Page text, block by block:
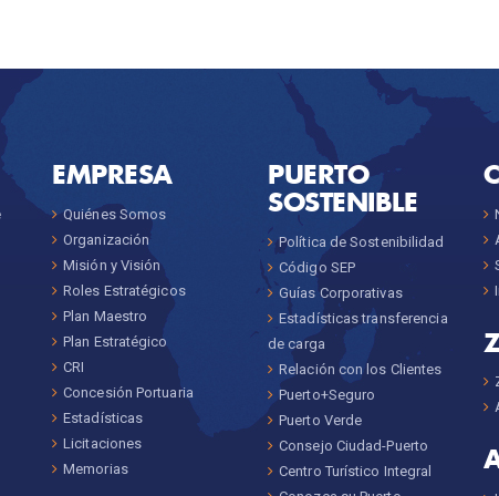
EMPRESA
Quiénes Somos
Organización
Misión y Visión
Roles Estratégicos
Plan Maestro
Plan Estratégico
CRI
Concesión Portuaria
Estadísticas
Licitaciones
Memorias
PUERTO
SOSTENIBLE
Política de Sostenibilidad
Código SEP
Guías Corporativas
Estadísticas transferencia
de carga
Relación con los Clientes
Puerto+Seguro
Puerto Verde
Consejo Ciudad-Puerto
Centro Turístico Integral